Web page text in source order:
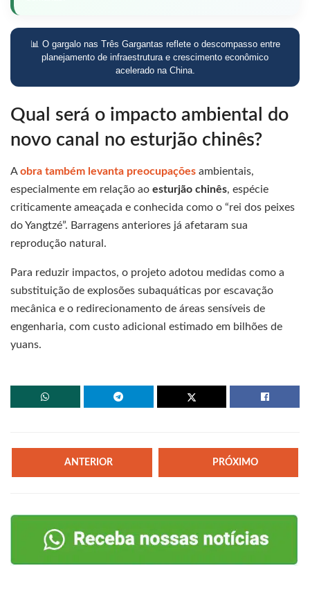
📊 O gargalo nas Três Gargantas reflete o descompasso entre
planejamento de infraestrutura e crescimento econômico
acelerado na China.
Qual será o impacto ambiental do
novo canal no esturjão chinês?
Aobra também levanta preocupações ambientais,
especialmente em relação ao esturjão chinês, espécie
criticamente ameaçada e conhecida como o “rei dos peixes
do Yangtzé”. Barragens anteriores já afetaram sua
reprodução natural.
Para reduzir impactos, o projeto adotou medidas como a
substituição de explosões subaquáticas por escavação
mecânica e o redirecionamento de áreas sensíveis de
engenharia, com custo adicional estimado em bilhões de
yuans.
ANTERIOR PRÓXIMO